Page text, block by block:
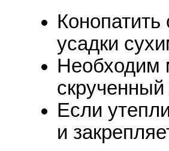
усадки
Необходим
Если
и